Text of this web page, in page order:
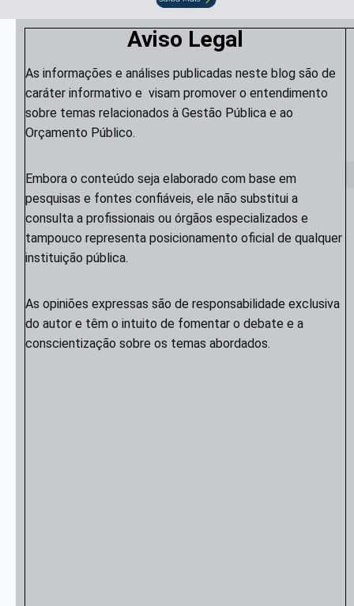
Aviso Legal
As informações e análises publicadas neste blog são de
caráter informativo e visam promover o entendimento
sobre temas relacionados à Gestão Pública e ao
Orçamento Público.
Embora o conteúdo seja elaborado com base em
pesquisas e fontes confiáveis, ele não substitui a
consulta a profissionais ou órgãos especializados e
tampouco representa posicionamento oficial de qualquer
instituição pública.
As opiniões expressas são de responsabilidade exclusiva
do autor e têm o intuito de fomentar o debate e a
conscientização sobre os temas abordados.